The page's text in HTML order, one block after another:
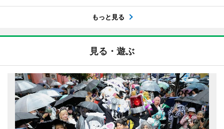
もっと見る
見る・遊ぶ